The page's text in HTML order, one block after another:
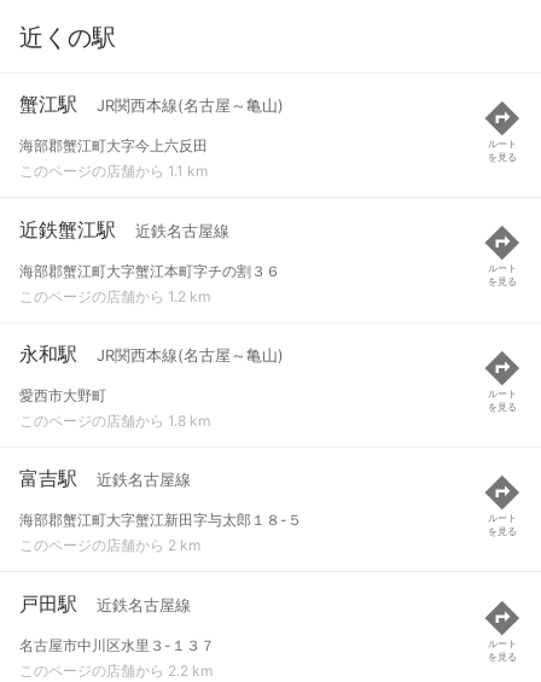
近くの駅
蟹江駅 JR関西本線(名古屋～亀山)
海部郡蟹江町大字今上六反田
このページの店舗から 1.1 km
ルート
を見る
近鉄蟹江駅 近鉄名古屋線
海部郡蟹江町大字蟹江本町字チの割３６
このページの店舗から 1.2 km
ルート
を見る
永和駅 JR関西本線(名古屋～亀山)
愛西市大野町
このページの店舗から 1.8 km
ルート
を見る
富吉駅 近鉄名古屋線
海部郡蟹江町大字蟹江新田字与太郎１８-５
このページの店舗から 2 km
ルート
を見る
戸田駅 近鉄名古屋線
名古屋市中川区水里３-１３７
このページの店舗から 2.2 km
ルート
を見る